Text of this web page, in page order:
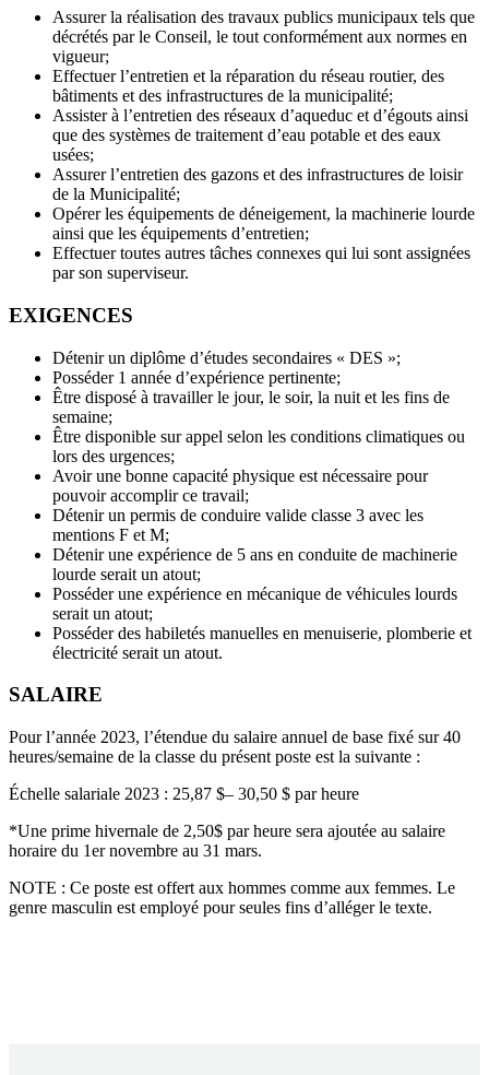
Assurer la réalisation des travaux publics municipaux tels que
décrétés par le Conseil, le tout conformément aux normes en
vigueur;
Effectuer l’entretien et la réparation du réseau routier, des
bâtiments et des infrastructures de la municipalité;
Assister à l’entretien des réseaux d’aqueduc et d’égouts ainsi
que des systèmes de traitement d’eau potable et des eaux
usées;
Assurer l’entretien des gazons et des infrastructures de loisir
de la Municipalité;
Opérer les équipements de déneigement, la machinerie lourde
ainsi que les équipements d’entretien;
Effectuer toutes autres tâches connexes qui lui sont assignées
par son superviseur.
EXIGENCES
Détenir un diplôme d’études secondaires « DES »;
Posséder 1 année d’expérience pertinente;
Être disposé à travailler le jour, le soir, la nuit et les fins de
semaine;
Être disponible sur appel selon les conditions climatiques ou
lors des urgences;
Avoir une bonne capacité physique est nécessaire pour
pouvoir accomplir ce travail;
Détenir un permis de conduire valide classe 3 avec les
mentions F et M;
Détenir une expérience de 5 ans en conduite de machinerie
lourde serait un atout;
Posséder une expérience en mécanique de véhicules lourds
serait un atout;
Posséder des habiletés manuelles en menuiserie, plomberie et
électricité serait un atout.
SALAIRE
Pour l’année 2023, l’étendue du salaire annuel de base fixé sur 40
heures/semaine de la classe du présent poste est la suivante :
Échelle salariale 2023 : 25,87 $– 30,50 $ par heure
*Une prime hivernale de 2,50$ par heure sera ajoutée au salaire
horaire du 1er novembre au 31 mars.
NOTE : Ce poste est offert aux hommes comme aux femmes. Le
genre masculin est employé pour seules fins d’alléger le texte.